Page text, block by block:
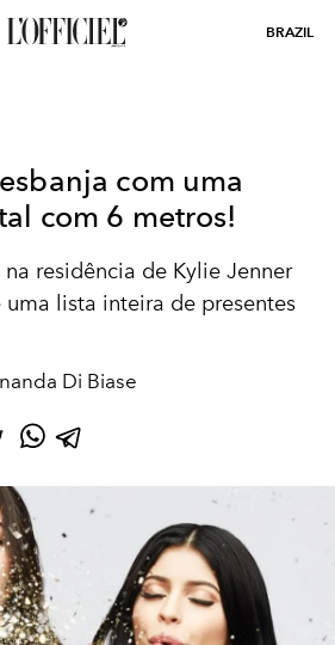
BRAZIL
com uma
com 6 metros!
residência de Kylie Jenner
lista inteira de presentes
Di Biase